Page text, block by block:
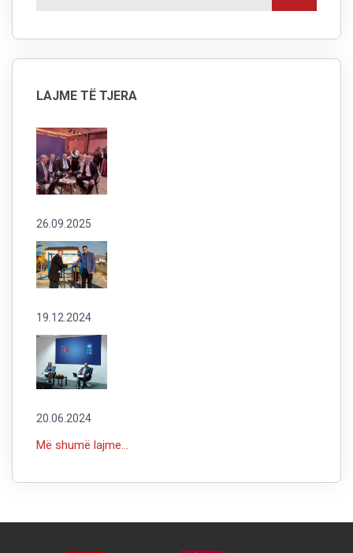
LAJME TË TJERA
26.09.2025
19.12.2024
20.06.2024
Më shumë lajme...